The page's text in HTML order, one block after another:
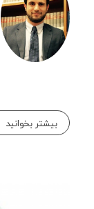
بیشتر بخوانید